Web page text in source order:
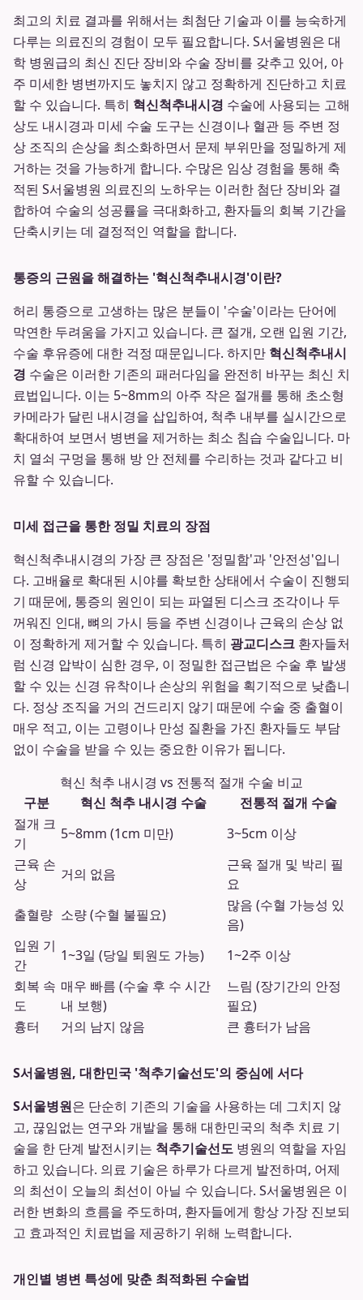
최고의 치료 결과를 위해서는 최첨단 기술과 이를 능숙하게
다루는 의료진의 경험이 모두 필요합니다. S서울병원은 대
학 병원급의 최신 진단 장비와 수술 장비를 갖추고 있어, 아
주 미세한 병변까지도 놓치지 않고 정확하게 진단하고 치료
할 수 있습니다. 특히 혁신척추내시경 수술에 사용되는 고해
상도 내시경과 미세 수술 도구는 신경이나 혈관 등 주변 정
상 조직의 손상을 최소화하면서 문제 부위만을 정밀하게 제
거하는 것을 가능하게 합니다. 수많은 임상 경험을 통해 축
적된 S서울병원 의료진의 노하우는 이러한 첨단 장비와 결
합하여 수술의 성공률을 극대화하고, 환자들의 회복 기간을
단축시키는 데 결정적인 역할을 합니다.
통증의 근원을 해결하는 '혁신척추내시경'이란?
허리 통증으로 고생하는 많은 분들이 '수술'이라는 단어에
막연한 두려움을 가지고 있습니다. 큰 절개, 오랜 입원 기간,
수술 후유증에 대한 걱정 때문입니다. 하지만 혁신척추내시
경 수술은 이러한 기존의 패러다임을 완전히 바꾸는 최신 치
료법입니다. 이는 5~8mm의 아주 작은 절개를 통해 초소형
카메라가 달린 내시경을 삽입하여, 척추 내부를 실시간으로
확대하여 보면서 병변을 제거하는 최소 침습 수술입니다. 마
치 열쇠 구멍을 통해 방 안 전체를 수리하는 것과 같다고 비
유할 수 있습니다.
미세 접근을 통한 정밀 치료의 장점
혁신척추내시경의 가장 큰 장점은 '정밀함'과 '안전성'입니
다. 고배율로 확대된 시야를 확보한 상태에서 수술이 진행되
기 때문에, 통증의 원인이 되는 파열된 디스크 조각이나 두
꺼워진 인대, 뼈의 가시 등을 주변 신경이나 근육의 손상 없
이 정확하게 제거할 수 있습니다. 특히 광교디스크 환자들처
럼 신경 압박이 심한 경우, 이 정밀한 접근법은 수술 후 발생
할 수 있는 신경 유착이나 손상의 위험을 획기적으로 낮춥니
다. 정상 조직을 거의 건드리지 않기 때문에 수술 중 출혈이
매우 적고, 이는 고령이나 만성 질환을 가진 환자들도 부담
없이 수술을 받을 수 있는 중요한 이유가 됩니다.
혁신 척추 내시경 vs 전통적 절개 수술 비교
구분
혁신 척추 내시경 수술
전통적 절개 수술
절개 크
기
5~8mm (1cm 미만)
3~5cm 이상
근육 손
상
거의 없음
근육 절개 및 박리 필
요
출혈량 소량 (수혈 불필요)
많음 (수혈 가능성 있
음)
입원 기
간
1~3일 (당일 퇴원도 가능)
1~2주 이상
회복 속
도
매우 빠름 (수술 후 수 시간
내 보행)
느림 (장기간의 안정
필요)
흉터
거의 남지 않음 큰 흉터가 남음
S서울병원, 대한민국 '척추기술선도'의 중심에 서다
S서울병원은 단순히 기존의 기술을 사용하는 데 그치지 않
고, 끊임없는 연구와 개발을 통해 대한민국의 척추 치료 기
술을 한 단계 발전시키는 척추기술선도 병원의 역할을 자임
하고 있습니다. 의료 기술은 하루가 다르게 발전하며, 어제
의 최선이 오늘의 최선이 아닐 수 있습니다. S서울병원은 이
러한 변화의 흐름을 주도하며, 환자들에게 항상 가장 진보되
고 효과적인 치료법을 제공하기 위해 노력합니다.
개인별 병변 특성에 맞춘 최적화된 수술법